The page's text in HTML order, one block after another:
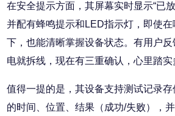
在安全提示方面，其屏幕实时显示“已
并配有蜂鸣提示和LED指示灯，即使
下，也能清晰掌握设备状态。有用户反
电就拆线，现在有三重确认，心里踏实
值得一提的是，其设备支持测试记录
的时间、位置、结果（成功/失败），